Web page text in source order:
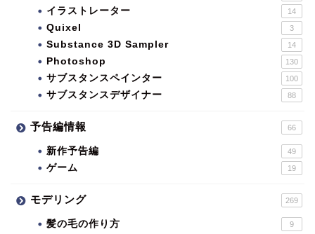
イラストレーター 14
Quixel 3
Substance 3D Sampler 14
Photoshop 130
サブスタンスペインター 100
サブスタンスデザイナー 88
予告編情報 66
新作予告編 49
ゲーム 19
モデリング 269
髪の毛の作り方 9